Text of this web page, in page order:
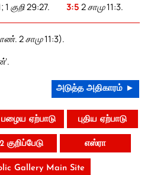
குறி 29:27. 3:5 2 சாமு 11:3.
2 சாமு 11:3).
அடுத்த அதிகாரம் ►
பழைய ஏற்பாடு புதிய ஏற்பாடு
2 குறிப்பேடு எஸ்ரா
Gallery Main Site